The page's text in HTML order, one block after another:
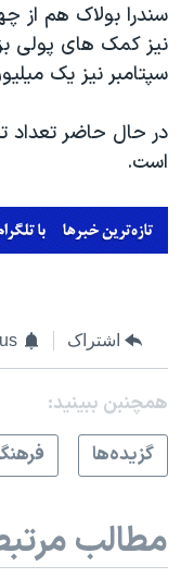
سندرا بولاک هم از
سپتامبر نیز یک
است.
اشتراک
همچنبن ببینید:
گزيده‌ها
مطالب